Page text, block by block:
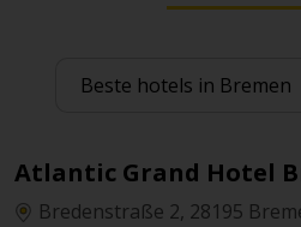
Atlantic Grand Hotel
Bredenstraße 2, 28195